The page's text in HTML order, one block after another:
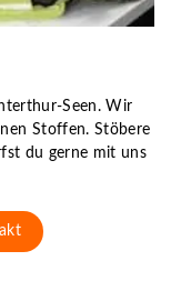
Seen. Wir
Stoffen. Stöbere
du gerne mit uns